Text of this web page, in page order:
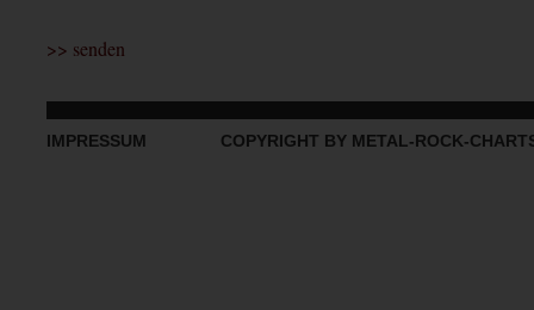
IMPRESSUM COPYRIGHT BY METAL-ROCK-